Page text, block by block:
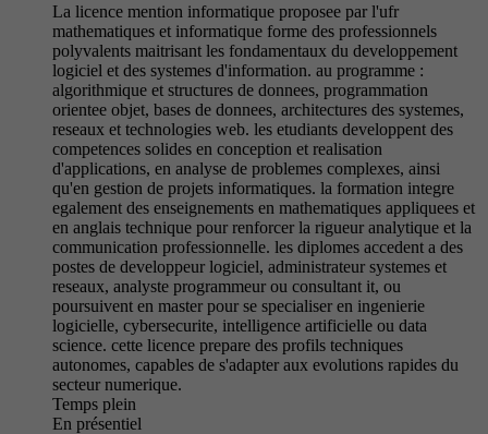
La licence mention informatique proposee par l'ufr
mathematiques et informatique forme des professionnels
polyvalents maitrisant les fondamentaux du developpement
logiciel et des systemes d'information. au programme :
algorithmique et structures de donnees, programmation
orientee objet, bases de donnees, architectures des systemes,
reseaux et technologies web. les etudiants developpent des
competences solides en conception et realisation
d'applications, en analyse de problemes complexes, ainsi
qu'en gestion de projets informatiques. la formation integre
egalement des enseignements en mathematiques appliquees et
en anglais technique pour renforcer la rigueur analytique et la
communication professionnelle. les diplomes accedent a des
postes de developpeur logiciel, administrateur systemes et
reseaux, analyste programmeur ou consultant it, ou
poursuivent en master pour se specialiser en ingenierie
logicielle, cybersecurite, intelligence artificielle ou data
science. cette licence prepare des profils techniques
autonomes, capables de s'adapter aux evolutions rapides du
secteur numerique.
Temps plein
En présentiel